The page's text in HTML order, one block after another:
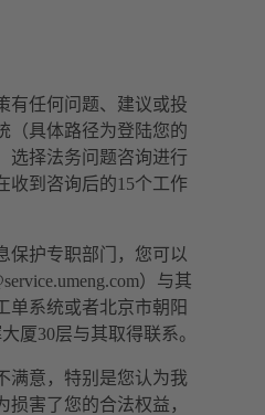
有任何问题、建议或投
（具体路径为登陆您的
选择法务问题咨询进行
收到咨询后的15个工作
保护专职部门，您可以
）与其
单系统或者北京市朝阳
厦30层与其取得联系。
满意，特别是您认为我
害了您的合法权益，